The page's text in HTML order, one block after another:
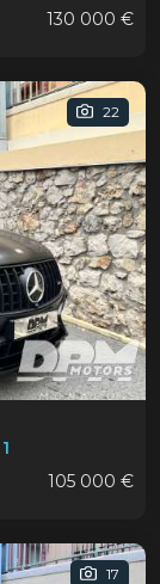
130 000 €
22
105 000 €
17